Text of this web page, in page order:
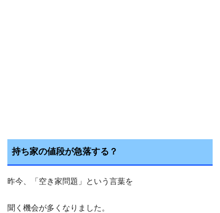
持ち家の値段が急落する？
昨今、「空き家問題」という言葉を
聞く機会が多くなりました。